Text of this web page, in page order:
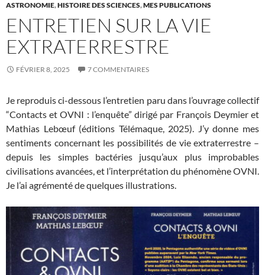
ASTRONOMIE,HISTOIRE DES SCIENCES,MES PUBLICATIONS
ENTRETIEN SUR LA VIE
EXTRATERRESTRE
FÉVRIER 8, 2025 7 COMMENTAIRES
Je reproduis ci-dessous l’entretien paru dans l’ouvrage collectif
“Contacts et OVNI : l’enquête” dirigé par François Deymier et
Mathias Lebœuf (éditions Télémaque, 2025). J’y donne mes
sentiments concernant les possibilités de vie extraterrestre –
depuis les simples bactéries jusqu’aux plus improbables
civilisations avancées, et l’interprétation du phénomène OVNI.
Je l’ai agrémenté de quelques illustrations.